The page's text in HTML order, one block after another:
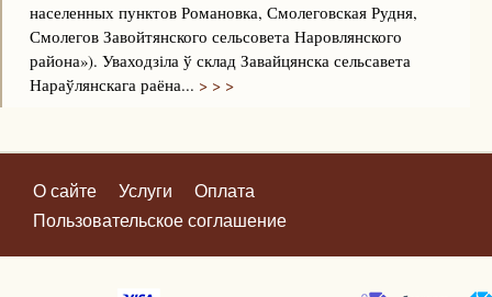
населенных пунктов Романовка, Смолеговская Рудня,
Смолегов Завойтянского сельсовета Наровлянского
района»). Уваходзіла ў склад Завайцянска сельсавета
Нараўлянскага раёна... > > >
О сайте Услуги
Оплата
Пользовательское соглашение